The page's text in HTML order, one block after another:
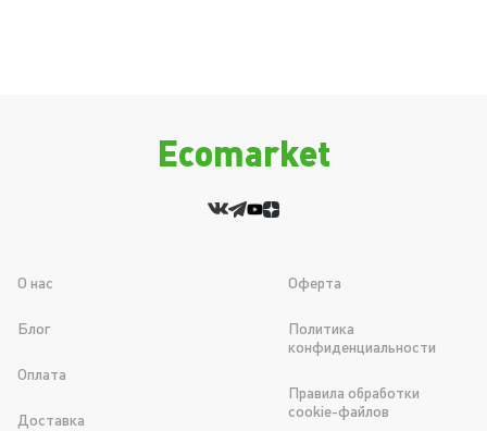
Ecomarket
О нас
Блог
Оплата
Доставка
Оферта
Политика
конфиденциальности
Правила обработки
cookie-файлов